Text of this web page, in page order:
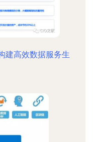
建高效数据服务生